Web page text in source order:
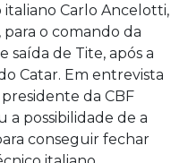
Carlo Ancelotti,
o comando da
saída de Tite, após a
Catar. Em entrevista
da CBF
possibilidade de a
conseguir fechar